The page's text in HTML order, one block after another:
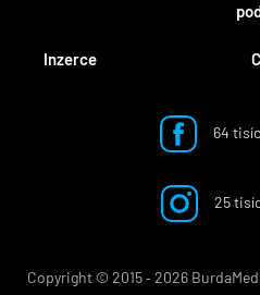
Inzerce
64
25
Copyright © 2015 ‐ 2026